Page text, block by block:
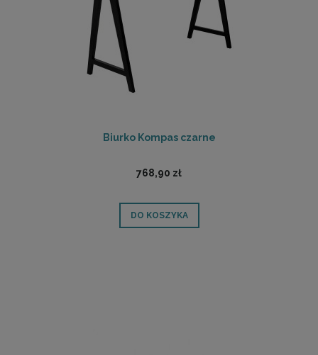
Biurko Kompas czarne
768,90 zł
DO KOSZYKA